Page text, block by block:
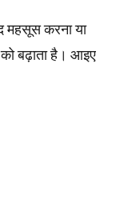
महसूस करना या
बढ़ाता है। आइए